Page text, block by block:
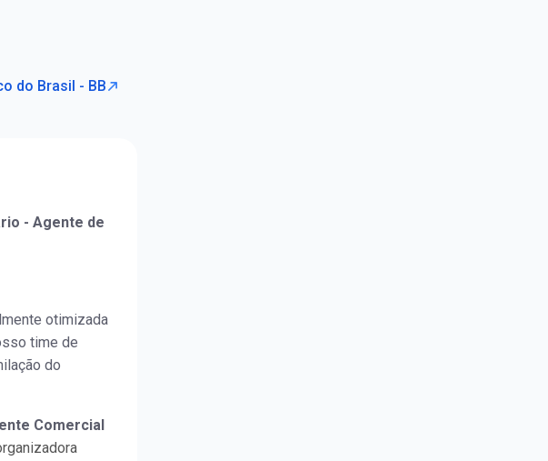
do Brasil - BB
- Agente de
otimizada
time de
do
Comercial